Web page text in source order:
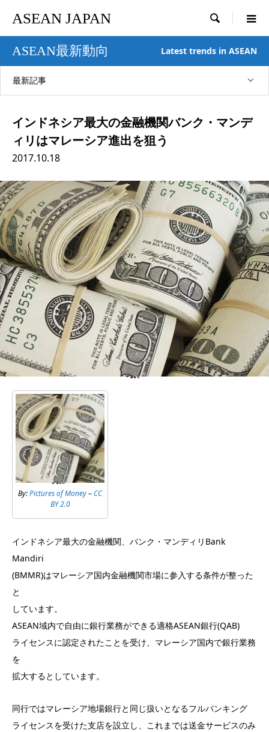
ASEAN JAPAN 
ASEAN最新動向 Latest trends in ASEAN
最新記事
インドネシア最大の金融機関バンク・マンデ
ィリはマレーシア進出を狙う
2017.10.18
By:Pictures of Money–CC
BY 2.0
インドネシア最大の金融機関、バンク・マンディリBank
Mandiri
(BMMR)はマレーシア国内金融機関市場に参入する条件が整った
と
しています。
ASEAN域内で自由に銀行業務ができる適格ASEAN銀行(QAB)
ライセンスに認定されたことを受け、マレーシア国内で銀行業務
を
拡大するとしています。
同行ではマレーシア地場銀行と同じ扱いとなるフルバンキング
ライセンスを受けた支店を設立し、これまでは送金サービスのみ